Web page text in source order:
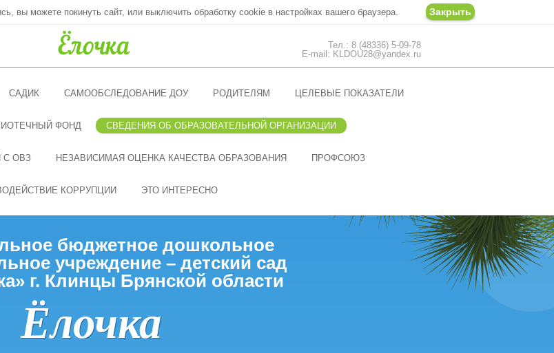
вы можете покинуть сайт, или выключить обработку cookie в настройках вашего браузера. Закрыть
Тел.: 8 (48336) 5-09-78
E-mail: KLDOU28@yandex.ru
САДИК САМООБСЛЕДОВАНИЕ ДОУ РОДИТЕЛЯМ ЦЕЛЕВЫЕ ПОКАЗАТЕЛИ
ФОНД СВЕДЕНИЯ ОБ ОБРАЗОВАТЕЛЬНОЙ ОРГАНИЗАЦИИ
С ОВЗ НЕЗАВИСИМАЯ ОЦЕНКА КАЧЕСТВА ОБРАЗОВАНИЯ ПРОФСОЮЗ
КОРРУПЦИИ ЭТО ИНТЕРЕСНО
бюджетное дошкольное
учреждение – детский сад
г. Клинцы Брянской области
Ёлочка